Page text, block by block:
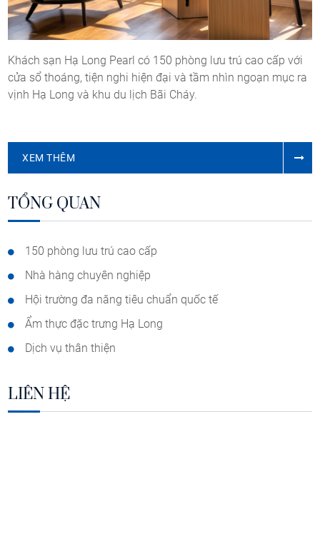
Khách sạn Hạ Long Pearl có 150 phòng lưu trú cao cấp với
cửa sổ thoáng, tiện nghi hiện đại và tầm nhìn ngoạn mục ra
vịnh Hạ Long và khu du lịch Bãi Cháy.
XEM THÊM
TỔNG QUAN
150 phòng lưu trú cao cấp
Nhà hàng chuyên nghiệp
Hội trường đa năng tiêu chuẩn quốc tế
Ẩm thực đặc trưng Hạ Long
Dịch vụ thân thiện
LIÊN HỆ